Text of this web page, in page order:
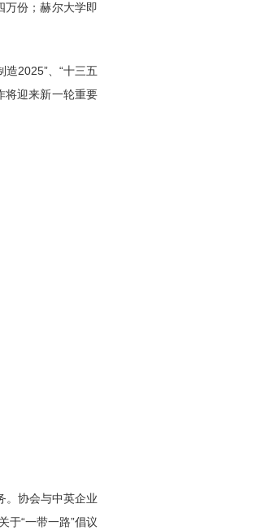
万份；赫尔大学即
2025”、“十三五
将迎来新一轮重要
。协会与中英企业
于“一带一路”倡议